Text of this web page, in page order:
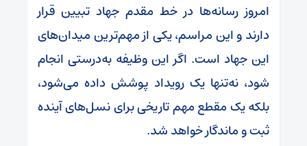
امروز رسانه‌ها در خط مقدم جهاد تبیین قرار
دارند و این مراسم، یکی از مهم‌ترین میدان‌های
این جهاد است. اگر این وظیفه به‌درستی انجام
شود، نه‌تنها یک رویداد پوشش داده می‌شود،
بلکه یک مقطع مهم تاریخی برای نسل‌های آینده
ثبت و ماندگار خواهد شد.